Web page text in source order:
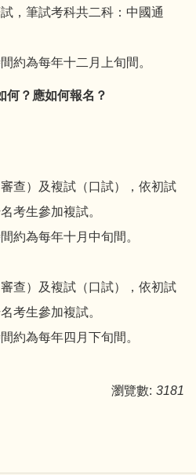
，筆試考科共二科：中國通
約為每年十二月上旬間。
何？應如何報名？
查）及複試（口試），依初試
考生參加複試。
約為每年十月中旬間。
查）及複試（口試），依初試
考生參加複試。
約為每年四月下旬間。
瀏覽數: 3181